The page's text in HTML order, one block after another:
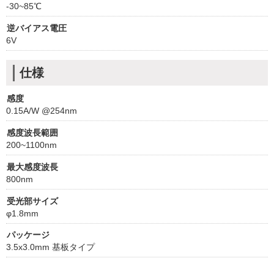
-30~85℃
逆バイアス電圧
6V
仕様
感度
0.15A/W @254nm
感度波長範囲
200~1100nm
最大感度波長
800nm
受光部サイズ
φ1.8mm
パッケージ
3.5x3.0mm 基板タイプ